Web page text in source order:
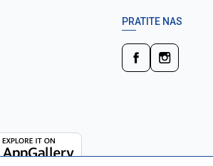
PRATITE NAS